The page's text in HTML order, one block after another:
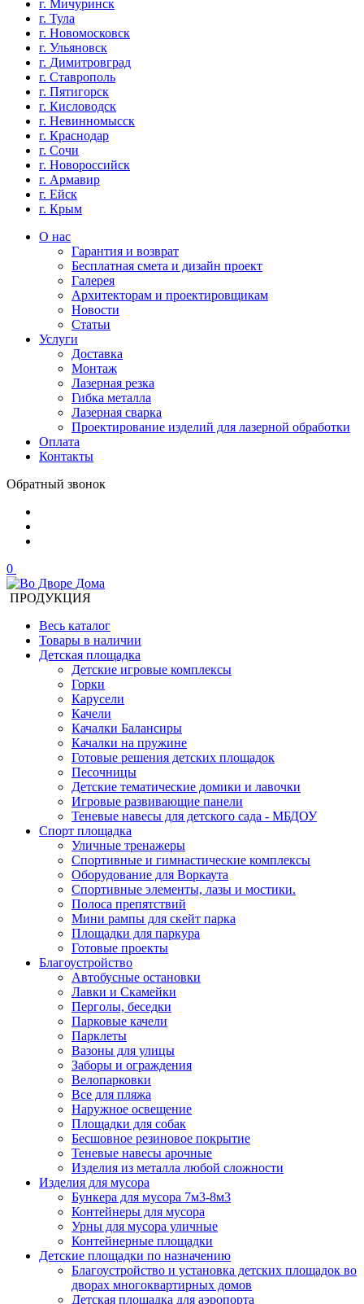
г. Мичуринск
г. Тула
г. Новомосковск
г. Ульяновск
г. Димитровград
г. Ставрополь
г. Пятигорск
г. Кисловодск
г. Невинномысск
г. Краснодар
г. Сочи
г. Новороссийск
г. Армавир
г. Ейск
г. Крым
О нас
Гарантия и возврат
Бесплатная смета и дизайн проект
Галерея
Архитекторам и проектировщикам
Новости
Статьи
Услуги
Доставка
Монтаж
Лазерная резка
Гибка металла
Лазерная сварка
Проектирование изделий для лазерной обработки
Оплата
Контакты
Обратный звонок
0
ПРОДУКЦИЯ
Весь каталог
Товары в наличии
Детская площадка
Детские игровые комплексы
Горки
Карусели
Качели
Качалки Балансиры
Качалки на пружине
Готовые решения детских площадок
Песочницы
Детские тематические домики и лавочки
Игровые развивающие панели
Теневые навесы для детского сада - МБДОУ
Спорт площадка
Уличные тренажеры
Спортивные и гимнастические комплексы
Оборудование для Воркаута
Спортивные элементы, лазы и мостики.
Полоса препятствий
Мини рампы для скейт парка
Площадки для паркура
Готовые проекты
Благоустройство
Автобусные остановки
Лавки и Скамейки
Перголы, беседки
Парковые качели
Парклеты
Вазоны для улицы
Заборы и ограждения
Велопарковки
Все для пляжа
Наружное освещение
Площадки для собак
Бесшовное резиновое покрытие
Теневые навесы арочные
Изделия из металла любой сложности
Изделия для мусора
Бункера для мусора 7м3-8м3
Контейнеры для мусора
Урны для мусора уличные
Контейнерные площадки
Детские площадки по назначению
Благоустройство и установка детских площадок во
дворах многоквартирных домов
Детская площадка для аэропорта